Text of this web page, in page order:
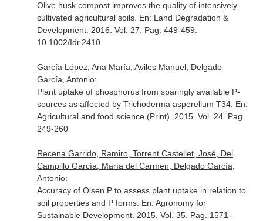
Olive husk compost improves the quality of intensively
cultivated agricultural soils. En: Land Degradation &
Development. 2016. Vol. 27. Pag. 449-459.
10.1002/Idr.2410
García López, Ana María, Aviles Manuel, Delgado
García, Antonio:
Plant uptake of phosphorus from sparingly available P-
sources as affected by Trichoderma asperellum T34. En:
Agricultural and food science (Print) . 2015. Vol. 24. Pag.
249-260
Recena Garrido, Ramiro, Torrent Castellet, José, Del
Campillo García, María del Carmen, Delgado García,
Antonio:
Accuracy of Olsen P to assess plant uptake in relation to
soil properties and P forms. En: Agronomy for
Sustainable Development. 2015. Vol. 35. Pag. 1571-